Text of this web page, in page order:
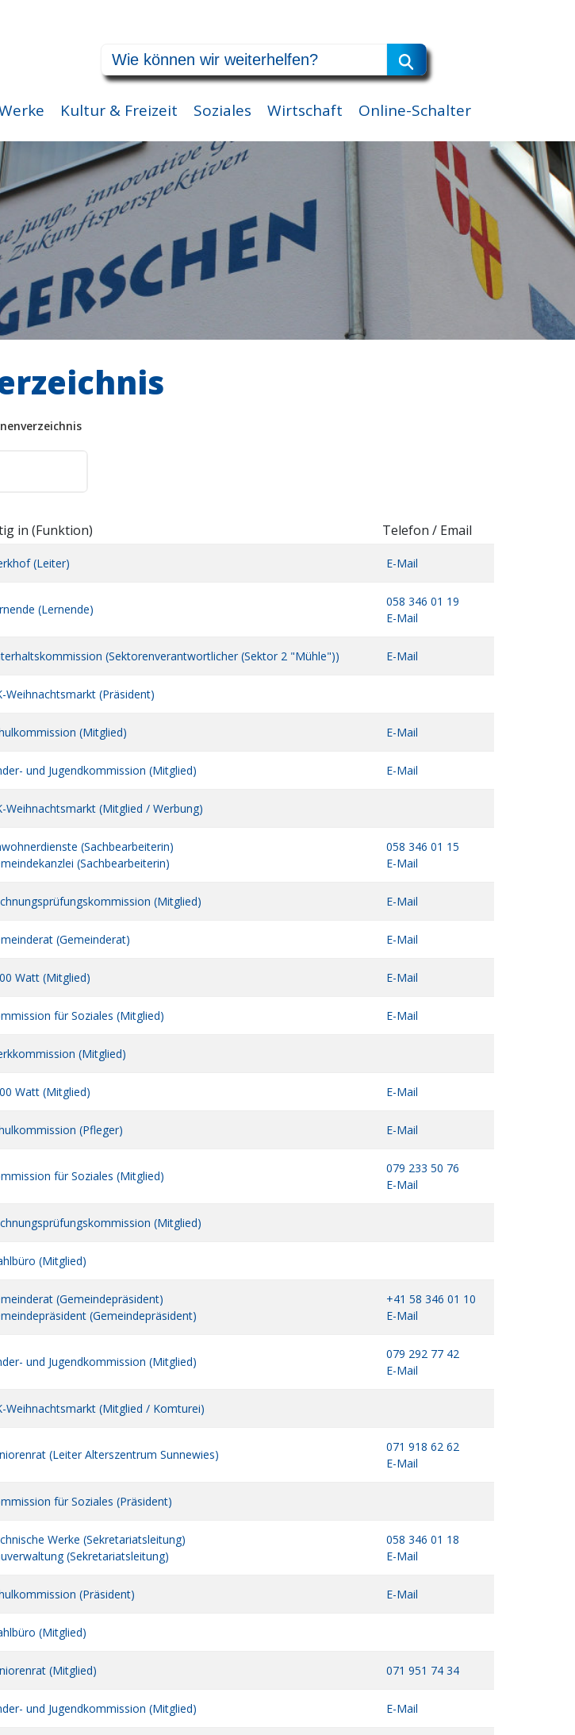
Kultur & Freizeit Soziales Wirtschaft Online-Schalter
in (Funktion) Telefon / Email
(Leiter) E-Mail
(Lernende)
058 346 01 19
E-Mail
(Sektorenverantwortlicher (Sektor 2 "Mühle")) E-Mail
Weihnachtsmarkt (Präsident)
(Mitglied) E-Mail
und Jugendkommission (Mitglied) E-Mail
Weihnachtsmarkt (Mitglied / Werbung)
(Sachbearbeiterin)
(Sachbearbeiterin)
058 346 01 15
E-Mail
(Mitglied) E-Mail
(Gemeinderat) E-Mail
Watt (Mitglied) E-Mail
für Soziales (Mitglied) E-Mail
(Mitglied)
Watt (Mitglied) E-Mail
(Pfleger) E-Mail
für Soziales (Mitglied)
079 233 50 76
E-Mail
(Mitglied)
(Mitglied)
(Gemeindepräsident)
(Gemeindepräsident)
+41 58 346 01 10
E-Mail
und Jugendkommission (Mitglied)
079 292 77 42
E-Mail
Weihnachtsmarkt (Mitglied / Komturei)
(Leiter Alterszentrum Sunnewies)
071 918 62 62
E-Mail
für Soziales (Präsident)
Werke (Sekretariatsleitung)
(Sekretariatsleitung)
058 346 01 18
E-Mail
(Präsident) E-Mail
(Mitglied)
(Mitglied) 071 951 74 34
und Jugendkommission (Mitglied) E-Mail